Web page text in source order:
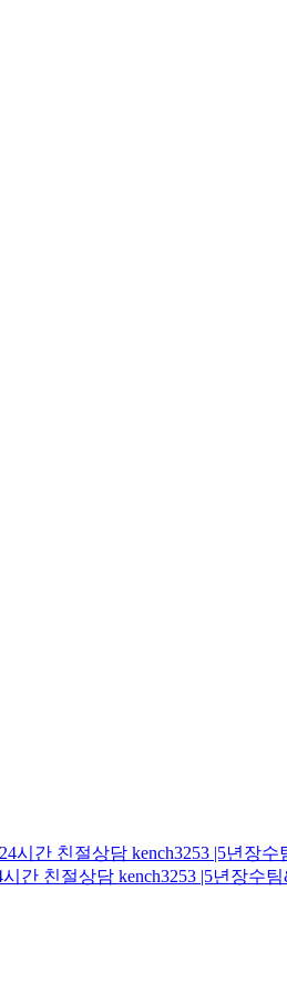
시간 친절상담 kench3253 |5년장
시간 친절상담 kench3253 |5년장수